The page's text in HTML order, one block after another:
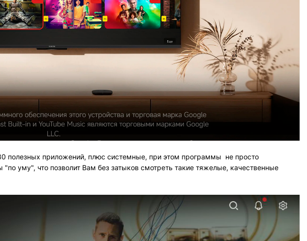
полезных приложений, плюс системные, при этом программы не просто
уму", что позволит Вам без затыков смотреть такие тяжелые, качественные